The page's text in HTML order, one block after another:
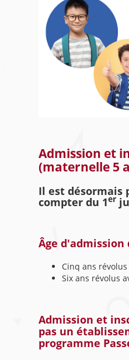
Admission et
(maternelle 5
Il est désormais
compter du 1er
Âge d'admission
Cinq ans révolus
Six ans révolus
Admission et
pas un
programme